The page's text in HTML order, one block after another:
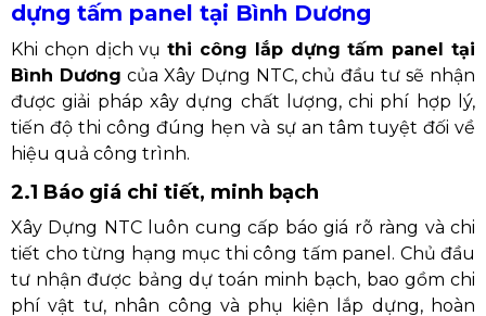
dựng tấm panel tại Bình Dương
Khi chọn dịch vụthi công lắp dựng tấm panel tại
Bình Dương của Xây Dựng NTC, chủ đầu tư sẽ nhận
được giải pháp xây dựng chất lượng, chi phí hợp lý,
tiến độ thi công đúng hẹn và sự an tâm tuyệt đối về
hiệu quả công trình.
2.1 Báo giá chi tiết, minh bạch
Xây Dựng NTC luôn cung cấp báo giá rõ ràng và chi
tiết cho từng hạng mục thi công tấm panel. Chủ đầu
tư nhận được bảng dự toán minh bạch, bao gồm chi
phí vật tư, nhân công và phụ kiện lắp dựng, hoàn